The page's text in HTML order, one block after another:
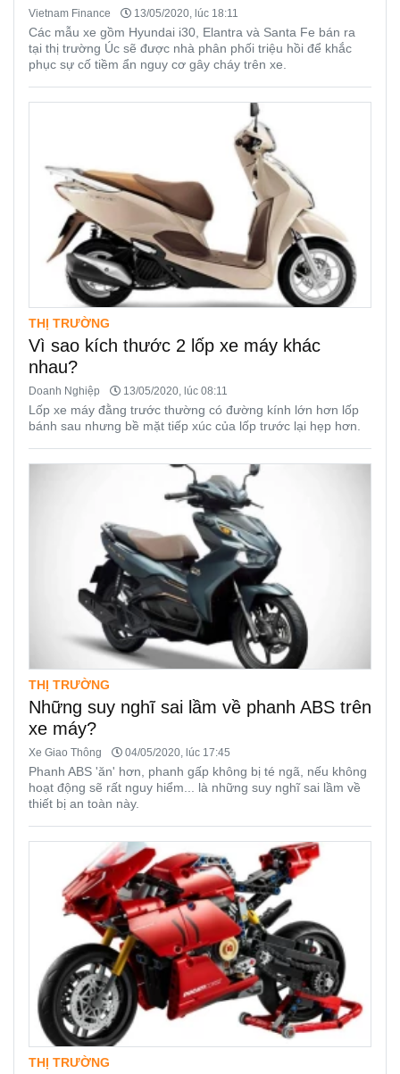
Vietnam Finance 13/05/2020, lúc 18:11
Các mẫu xe gồm Hyundai i30, Elantra và Santa Fe bán ra
tại thị trường Úc sẽ được nhà phân phối triệu hồi để khắc
phục sự cố tiềm ẩn nguy cơ gây cháy trên xe.
THỊ TRƯỜNG
Vì sao kích thước 2 lốp xe máy khác
nhau?
Doanh Nghiệp 13/05/2020, lúc 08:11
Lốp xe máy đằng trước thường có đường kính lớn hơn lốp
bánh sau nhưng bề mặt tiếp xúc của lốp trước lại hẹp hơn.
THỊ TRƯỜNG
Những suy nghĩ sai lầm về phanh ABS trên
xe máy?
Xe Giao Thông 04/05/2020, lúc 17:45
Phanh ABS 'ăn' hơn, phanh gấp không bị té ngã, nếu không
hoạt động sẽ rất nguy hiểm... là những suy nghĩ sai lầm về
thiết bị an toàn này.
THỊ TRƯỜNG